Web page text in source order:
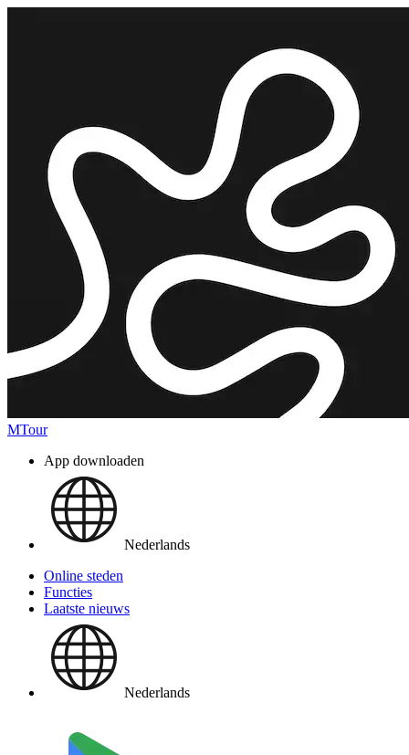
MTour
App downloaden
Nederlands
Online steden
Functies
Laatste nieuws
Nederlands